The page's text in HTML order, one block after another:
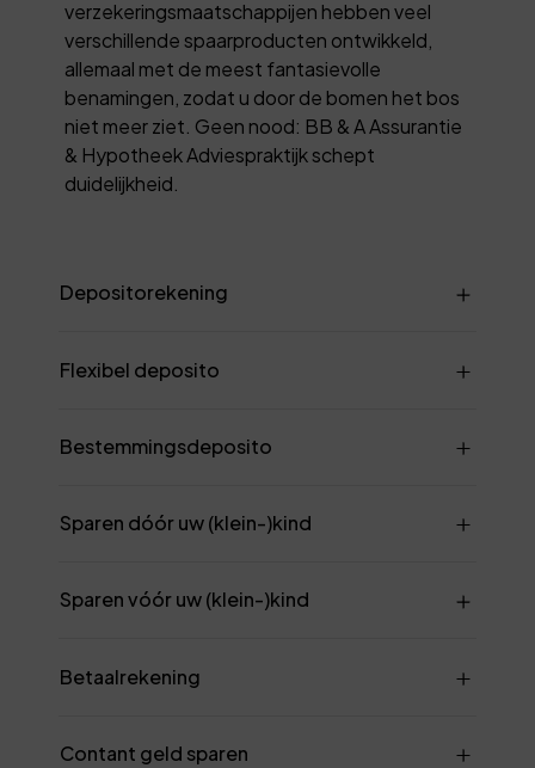
verzekeringsmaatschappijen hebben veel
verschillende spaarproducten ontwikkeld,
allemaal met de meest fantasievolle
benamingen, zodat u door de bomen het bos
niet meer ziet. Geen nood: BB & A Assurantie
& Hypotheek Adviespraktijk schept
duidelijkheid.
Depositorekening
Flexibel deposito
Bestemmingsdeposito
Sparen dóór uw (klein-)kind
Sparen vóór uw (klein-)kind
Betaalrekening
Contant geld sparen